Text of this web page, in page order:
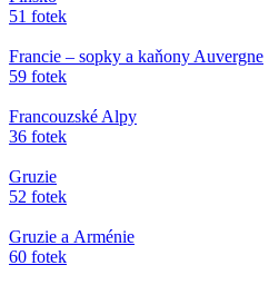
51 fotek
Francie – sopky a kaňony Auvergne
59 fotek
Francouzské Alpy
36 fotek
Gruzie
52 fotek
Gruzie a Arménie
60 fotek